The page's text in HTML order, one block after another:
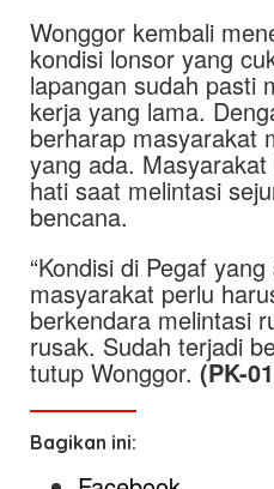
Wonggor kembali
kondisi lonsor yang
lapangan sudah pasti
kerja yang lama.
berharap masyarakat
yang ada.
hati saat melintasi
bencana.
“Kondisi di Pegaf
masyarakat perlu
berkendara melintasi
rusak. Sudah terjadi
tutup Wonggor. (PK-
Bagikan ini: